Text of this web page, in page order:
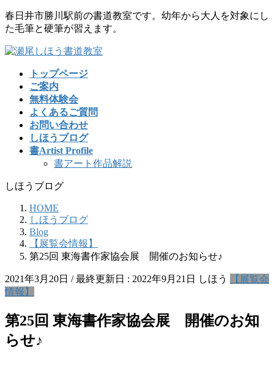
コ
ン
ン
ナ
ビ
ー
春日井市勝川駅前の書道教室です。幼年から大人を対象にし
た毛筆と硬筆が習えます。
トップページ
ご案内
無料体験会
よくあるご質問
お問い合わせ
しほうブログ
書Artist Profile
書アート作品解説
しほうブログ
HOME
しほうブログ
Blog
【展覧会情報】
第25回 東海書作家協会展 開催のお知らせ♪
2021年3月20日 / 最終更新日 : 2022年9月21日 しほう
【展覧会
情報】
第25回 東海書作家協会展 開催のお知
らせ♪